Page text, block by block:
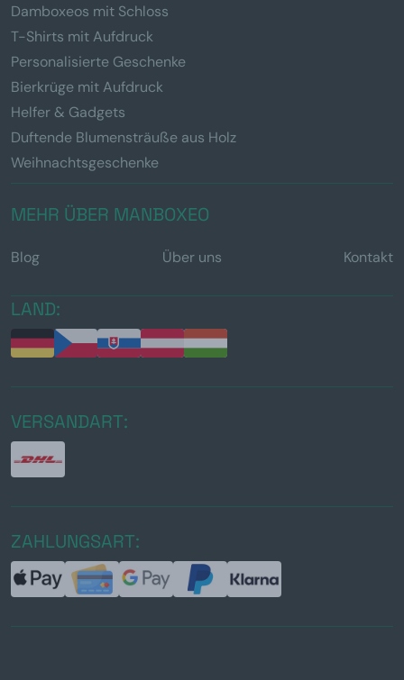
Damboxeos mit Schloss
T-Shirts mit Aufdruck
Personalisierte Geschenke
Bierkrüge mit Aufdruck
Helfer & Gadgets
Duftende Blumensträuße aus Holz
Weihnachtsgeschenke
MEHR ÜBER MANBOXEO
Blog Über uns Kontakt
LAND:
VERSANDART:
ZAHLUNGSART: